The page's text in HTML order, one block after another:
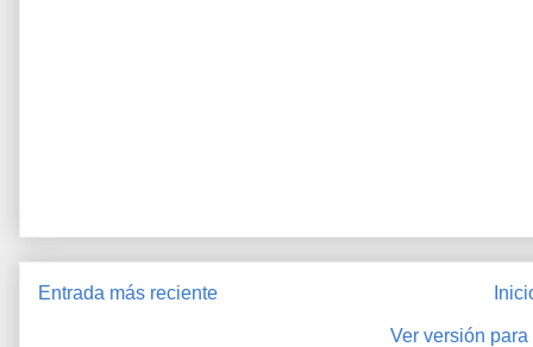
Entrada más reciente
Ver versión